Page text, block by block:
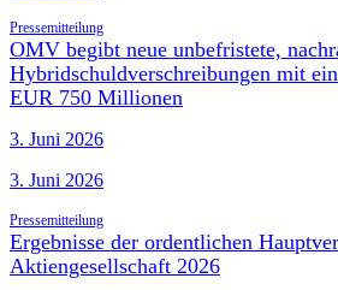
Pressemitteilung
OMV begibt neue unbefristete,
Hybridschuldverschreibungen mit
EUR 750 Millionen
3. Juni 2026
3. Juni 2026
Pressemitteilung
Ergebnisse der ordentlichen
Aktiengesellschaft 2026